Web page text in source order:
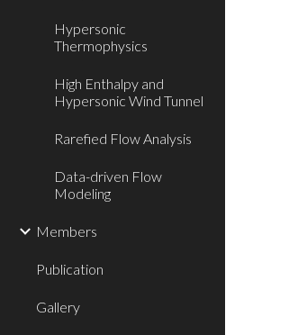
Hypersonic
Thermophysics
High Enthalpy and
Hypersonic Wind Tunnel
Rarefied Flow Analysis
Data-driven Flow
Modeling
Members
Publication
Gallery